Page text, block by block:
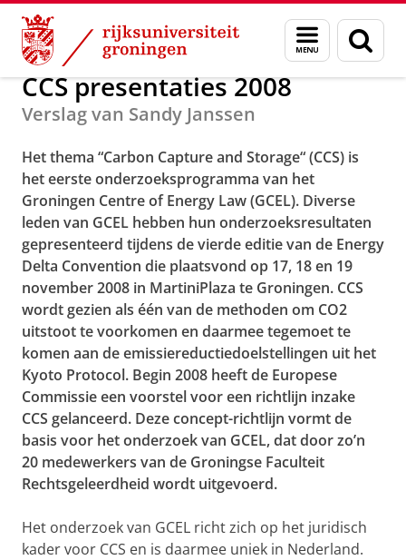
Skip
Content
Skip
Navigation
Menu
en
zoeken
Groningen Centre of Energy Law and
CCS presentaties 2008
Verslag van Sandy Janssen
Het thema “Carbon Capture and Storage“ (CCS) is
het eerste onderzoeksprogramma van het
Groningen Centre of Energy Law (GCEL). Diverse
leden van GCEL hebben hun onderzoeksresultaten
gepresenteerd tijdens de vierde editie van de Energy
Delta Convention die plaatsvond op 17, 18 en 19
november 2008 in MartiniPlaza te Groningen. CCS
wordt gezien als één van de methoden om CO2
uitstoot te voorkomen en daarmee tegemoet te
komen aan de emissiereductiedoelstellingen uit het
Kyoto Protocol. Begin 2008 heeft de Europese
Commissie een voorstel voor een richtlijn inzake
CCS gelanceerd. Deze concept-richtlijn vormt de
basis voor het onderzoek van GCEL, dat door zo’n
20 medewerkers van de Groningse Faculteit
Rechtsgeleerdheid wordt uitgevoerd.
Het onderzoek van GCEL richt zich op het juridisch
kader voor CCS en is daarmee uniek in Nederland.